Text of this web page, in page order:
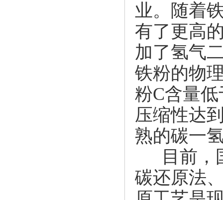
业。随着
有了更高
加了氢气
铁粉的物
粉C含量
压缩性达
熟的碳一
目前，
碳还原法